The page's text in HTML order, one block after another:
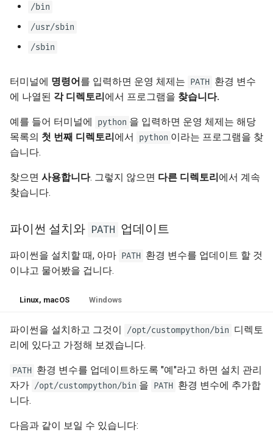
/bin
/usr/sbin
/sbin
터미널에 명령어를 입력하면 운영 체제는 PATH 환경 변수
에 나열된 각 디렉토리에서 프로그램을 찾습니다.
예를 들어 터미널에 python 을 입력하면 운영 체제는 해당
목록의 첫 번째 디렉토리에서 python 이라는 프로그램을 찾
습니다.
찾으면 사용합니다. 그렇지 않으면 다른 디렉토리에서 계속
찾습니다.
파이썬 설치와 PATH 업데이트
파이썬을 설치할 때, 아마 PATH 환경 변수를 업데이트 할 것
이냐고 물어봤을 겁니다.
Linux, macOS Windows
파이썬을 설치하고 그것이 /opt/custompython/bin 디렉토
리에 있다고 가정해 보겠습니다.
PATH 환경 변수를 업데이트하도록 "예"라고 하면 설치 관리
자가 /opt/custompython/bin 을 PATH 환경 변수에 추가합
니다.
다음과 같이 보일 수 있습니다: